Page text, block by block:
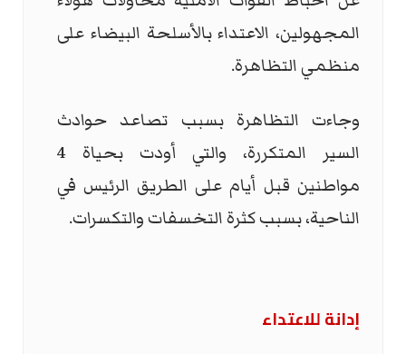
المجهولين، الاعتداء بالأسلحة البيضاء على
منظمي التظاهرة.
وجاءت التظاهرة بسبب تصاعد حوادث
السير المتكررة، والتي أودت بحياة 4
مواطنين قبل أيام على الطريق الرئيس في
الناحية، بسبب كثرة التخسفات والتكسرات.
إدانة للاعتداء